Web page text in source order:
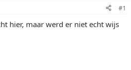
#1
hier, maar werd er niet echt wijs